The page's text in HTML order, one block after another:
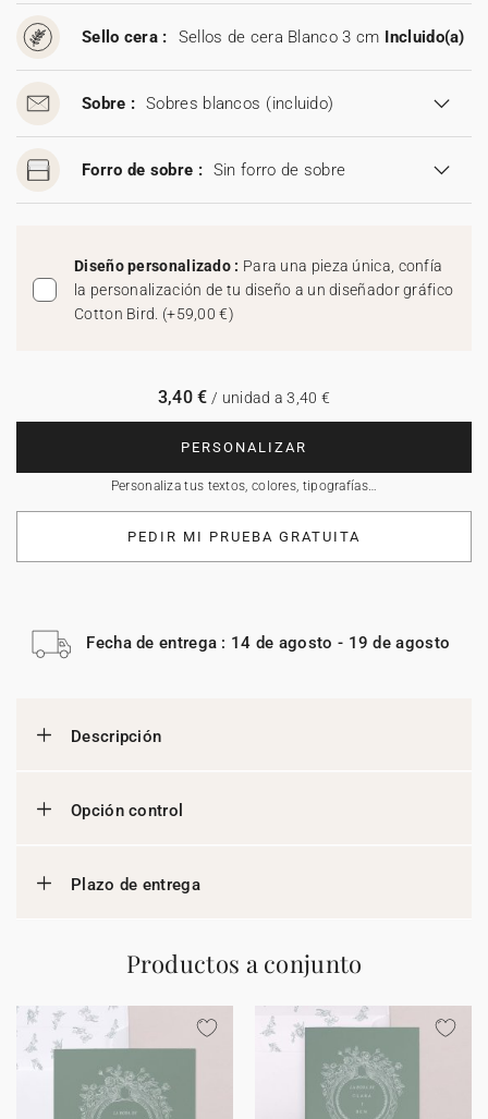
Sello cera : Sellos de cera Blanco 3 cm Incluido(a)
Sobre : Sobres blancos (incluido)
Forro de sobre : Sin forro de sobre
Diseño personalizado : Para una pieza única, confía
la personalización de tu diseño a un diseñador gráfico
Cotton Bird. (+59,00 €)
PERSONALIZAR
Personaliza tus textos, colores, tipografías…
3,40 € / unidad a 3,40 €
PEDIR MI PRUEBA GRATUITA
Fecha de entrega : 14 de agosto - 19 de agosto
Descripción
Opción control
Plazo de entrega
Productos a conjunto